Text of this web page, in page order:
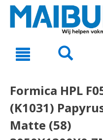
text.skipToNavigation
Formica HPL
(K1031)
Matte (58)